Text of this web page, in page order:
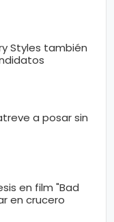
Styles también
a posar sin
en film "Bad
en crucero